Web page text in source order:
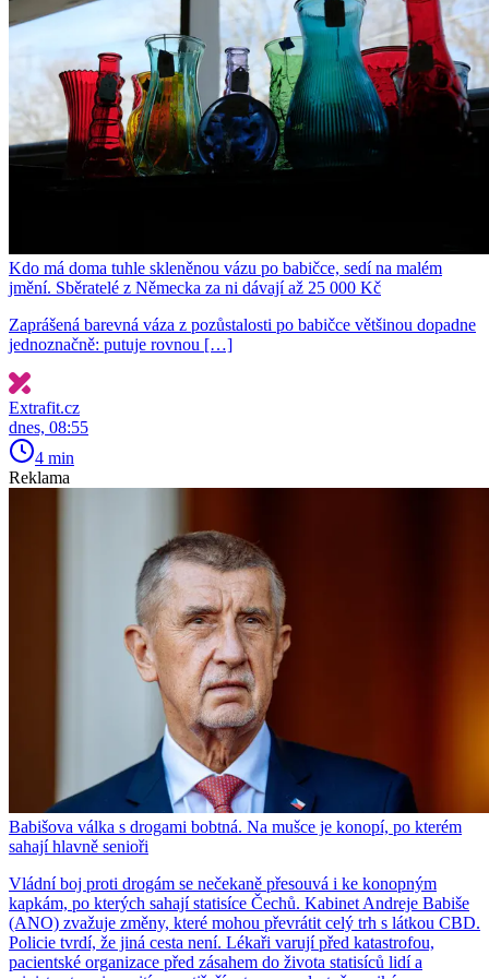
Kdo má doma tuhle skleněnou vázu po babičce, sedí na malém
jmění. Sběratelé z Německa za ni dávají až 25 000 Kč
Zaprášená barevná váza z pozůstalosti po babičce většinou dopadne
jednoznačně: putuje rovnou […]
Extrafit.cz
dnes, 08:55
4 min
Reklama
Babišova válka s drogami bobtná. Na mušce je konopí, po kterém
sahají hlavně senioři
Vládní boj proti drogám se nečekaně přesouvá i ke konopným
kapkám, po kterých sahají statisíce Čechů. Kabinet Andreje Babiše
(ANO) zvažuje změny, které mohou převrátit celý trh s látkou CBD.
Policie tvrdí, že jiná cesta není. Lékaři varují před katastrofou,
pacientské organizace před zásahem do života statisíců lidí a